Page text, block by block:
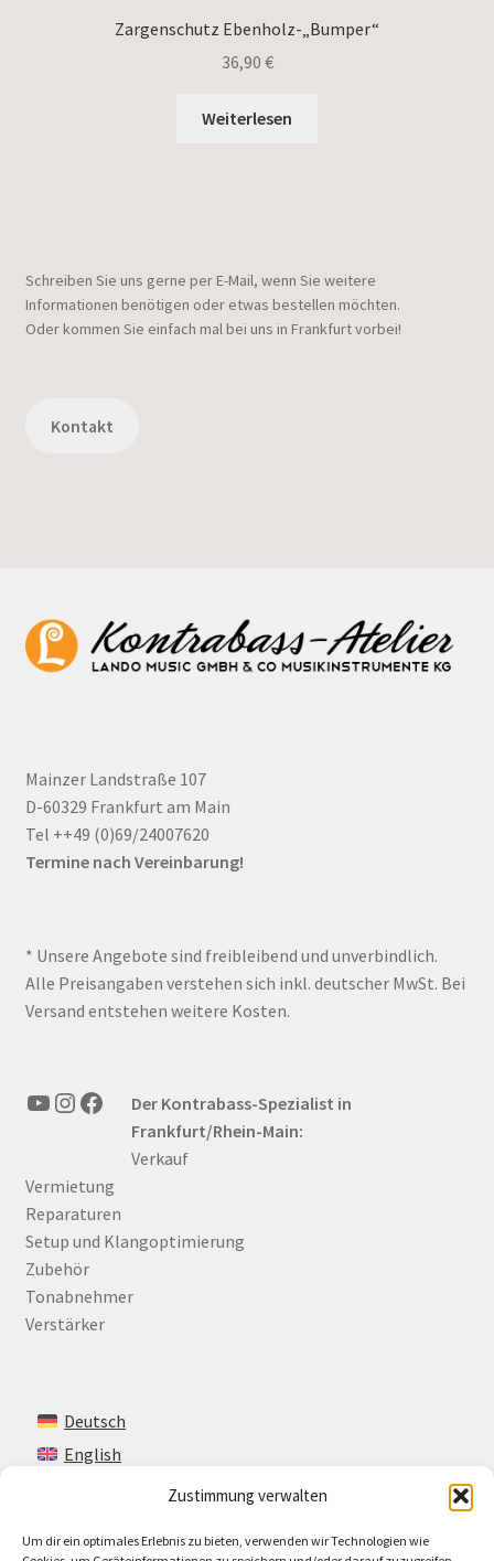
Zustimmung verwalten
Um dir ein optimales Erlebnis zu bieten, verwenden wir Technologien wie
Zargenschutz Ebenholz-„Bumper“
36,90 €
Weiterlesen
Schreiben Sie uns gerne per E-Mail, wenn Sie weitere
Informationen benötigen oder etwas bestellen möchten.
Oder kommen Sie einfach mal bei uns in Frankfurt vorbei!
Kontakt
Mainzer Landstraße 107
D-60329 Frankfurt am Main
Tel ++49 (0)69/24007620
Termine nach Vereinbarung!
* Unsere Angebote sind freibleibend und unverbindlich.
Alle Preisangaben verstehen sich inkl. deutscher MwSt. Bei
Versand entstehen weitere Kosten.
YouTube
Instagram
FacebookDer Kontrabass-Spezialist in
Frankfurt/Rhein-Main:
Verkauf
Vermietung
Reparaturen
Setup und Klangoptimierung
Zubehör
Tonabnehmer
Verstärker
Deutsch
English
Kontakt